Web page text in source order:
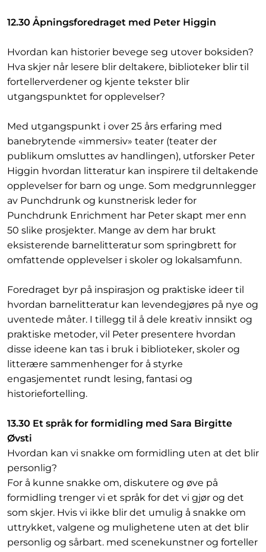
12.30 Åpningsforedraget med Peter Higgin
Hvordan kan historier bevege seg utover boksiden?
Hva skjer når lesere blir deltakere, biblioteker blir til
fortellerverdener og kjente tekster blir
utgangspunktet for opplevelser?
Med utgangspunkt i over 25 års erfaring med
banebrytende «immersiv» teater (teater der
publikum omsluttes av handlingen), utforsker Peter
Higgin hvordan litteratur kan inspirere til deltakende
opplevelser for barn og unge. Som medgrunnlegger
av Punchdrunk og kunstnerisk leder for
Punchdrunk Enrichment har Peter skapt mer enn
50 slike prosjekter. Mange av dem har brukt
eksisterende barnelitteratur som springbrett for
omfattende opplevelser i skoler og lokalsamfunn.
Foredraget byr på inspirasjon og praktiske ideer til
hvordan barnelitteratur kan levendegjøres på nye og
uventede måter. I tillegg til å dele kreativ innsikt og
praktiske metoder, vil Peter presentere hvordan
disse ideene kan tas i bruk i biblioteker, skoler og
litterære sammenhenger for å styrke
engasjementet rundt lesing, fantasi og
historiefortelling.
13.30 Et språk for formidling med Sara Birgitte
Øvsti
Hvordan kan vi snakke om formidling uten at det blir
personlig?
For å kunne snakke om, diskutere og øve på
formidling trenger vi et språk for det vi gjør og det
som skjer. Hvis vi ikke blir det umulig å snakke om
uttrykket, valgene og mulighetene uten at det blir
personlig og sårbart. med scenekunstner og forteller